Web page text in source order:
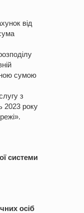
від
сумою
з
2023 року
системи
осіб